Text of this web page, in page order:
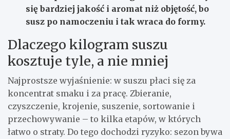
się bardziej jakość i aromat niż objętość, bo
susz po namoczeniu i tak wraca do formy.
Dlaczego kilogram suszu
kosztuje tyle, a nie mniej
Najprostsze wyjaśnienie: w suszu płaci się za
koncentrat smaku i za pracę. Zbieranie,
czyszczenie, krojenie, suszenie, sortowanie i
przechowywanie – to kilka etapów, w których
łatwo o straty. Do tego dochodzi ryzyko: sezon bywa